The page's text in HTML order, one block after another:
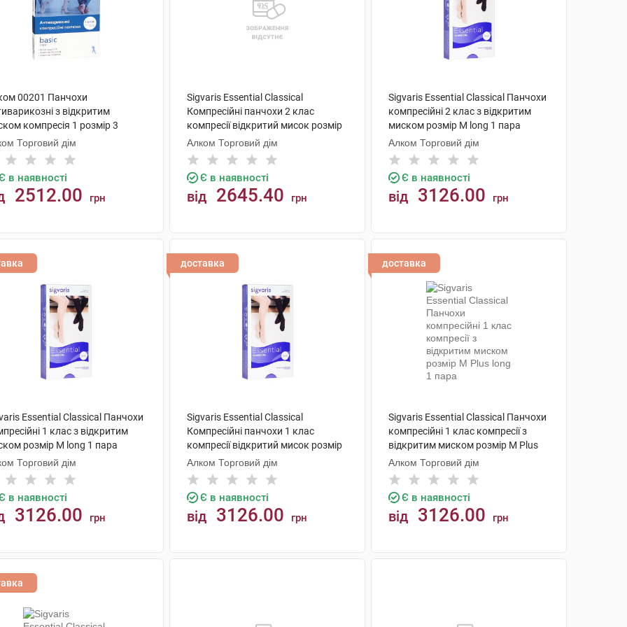
00201 Панчохи
з відкритим
компресія 1 розмір 3
1 пара
Торговий дім
в наявності
2512.00 грн
Sigvaris Essential Classical
Компресійні панчохи 2 клас
компресії відкритий мисок розмір
L long 1 пара
Алком Торговий дім
Є в наявності
від 2645.40 грн
Sigvaris Essential Classical Панчохи
компресійні 2 клас з відкритим
миском розмір М long 1 пара
Алком Торговий дім
Є в наявності
від 3126.00 грн
Essential Classical Панчохи
1 клас з відкритим
розмір М long 1 пара
Торговий дім
в наявності
3126.00 грн
доставка
Sigvaris Essential Classical
Компресійні панчохи 1 клас
компресії відкритий мисок розмір
L long 1 пара
Алком Торговий дім
Є в наявності
від 3126.00 грн
доставка
Sigvaris Essential Classical Панчохи
компресійні 1 клас компресії з
відкритим миском розмір М Plus
long 1 пара
Алком Торговий дім
Є в наявності
від 3126.00 грн